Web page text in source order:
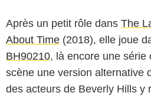
Après un petit rôle dans The
About Time (2018), elle joue
BH90210, là encore une série
scène une version alternative
des acteurs de Beverly Hills y